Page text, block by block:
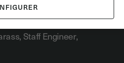
Staff Engineer,